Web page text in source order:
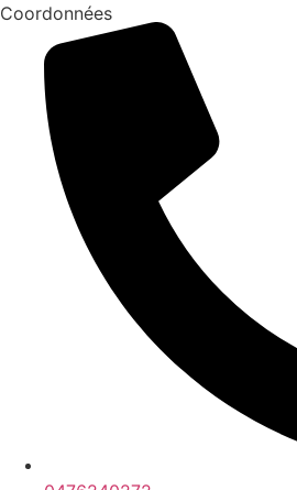
Coordonnées